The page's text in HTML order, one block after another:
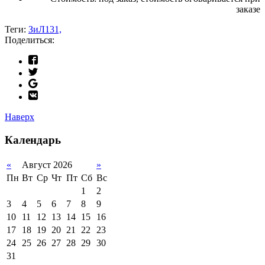
заказе
Теги: ЗиЛ131,
Поделиться:
Наверх
Календарь
« Август 2026
»
Пн Вт Ср Чт Пт Сб Вс
1
2
3
4 5 6 7 8
9
10
11 12 13 14 15
16
17
18 19 20 21 22
23
24
25 26 27 28 29 30
31